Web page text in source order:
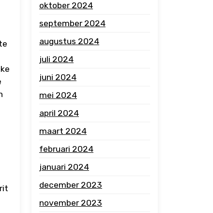
oktober 2024
september 2024
augustus 2024
juli 2024
juni 2024
mei 2024
april 2024
maart 2024
februari 2024
januari 2024
december 2023
november 2023